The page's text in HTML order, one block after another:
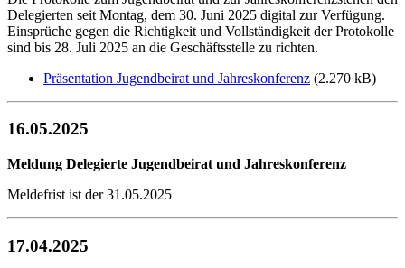
Delegierten seit Montag, dem 30. Juni 2025 digital zur Verfügung.
Einsprüche gegen die Richtigkeit und Vollständigkeit der Protokolle
sind bis 28. Juli 2025 an die Geschäftsstelle zu richten.
Präsentation Jugendbeirat und Jahreskonferenz (2.270 kB)
16.05.2025
Meldung Delegierte Jugendbeirat und Jahreskonferenz
Meldefrist ist der 31.05.2025
17.04.2025